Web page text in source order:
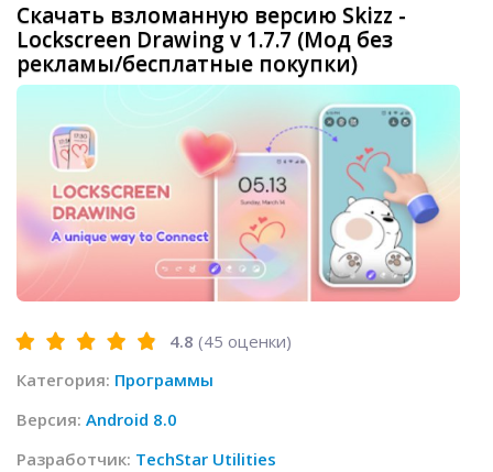
Скачать взломанную версию Skizz -
Lockscreen Drawing v 1.7.7 (Мод без
рекламы/бесплатные покупки)
4.8 (45 оценки)
Категория: Программы
Версия: Android 8.0
Разработчик: TechStar Utilities